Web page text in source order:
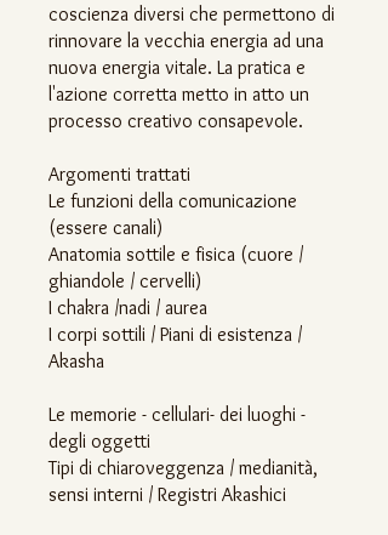
coscienza diversi che permettono di
rinnovare la vecchia energia ad una
nuova energia vitale. La pratica e
l'azione corretta metto in atto un
processo creativo consapevole.
Argomenti trattati
Le funzioni della comunicazione
(essere canali)
Anatomia sottile e fisica (cuore /
ghiandole / cervelli)
I chakra /nadi / aurea
I corpi sottili / Piani di esistenza /
Akasha
Le memorie - cellulari- dei luoghi -
degli oggetti
Tipi di chiaroveggenza / medianità,
sensi interni / Registri Akashici